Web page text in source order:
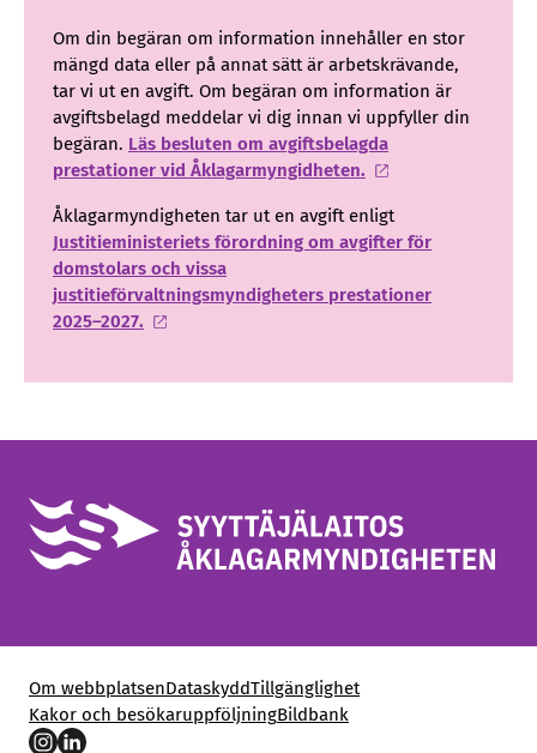
Om din begäran om information innehåller en stor
mängd data eller på annat sätt är arbetskrävande,
tar vi ut en avgift. Om begäran om information är
avgiftsbelagd meddelar vi dig innan vi uppfyller din
begäran. Läs besluten om avgiftsbelagda
prestationer vid Åklagarmyngidheten.
Åklagarmyndigheten tar ut en avgift enligt
Justitieministeriets förordning om avgifter för
domstolars och vissa
justitieförvaltningsmyndigheters prestationer
2025–2027.
Om webbplatsenDataskyddTillgänglighet
Kakor och besökaruppföljningBildbank